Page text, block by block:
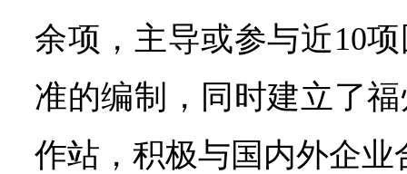
余项，主导或参与近10
准的编制，同时建立了
作站，积极与国内外企业